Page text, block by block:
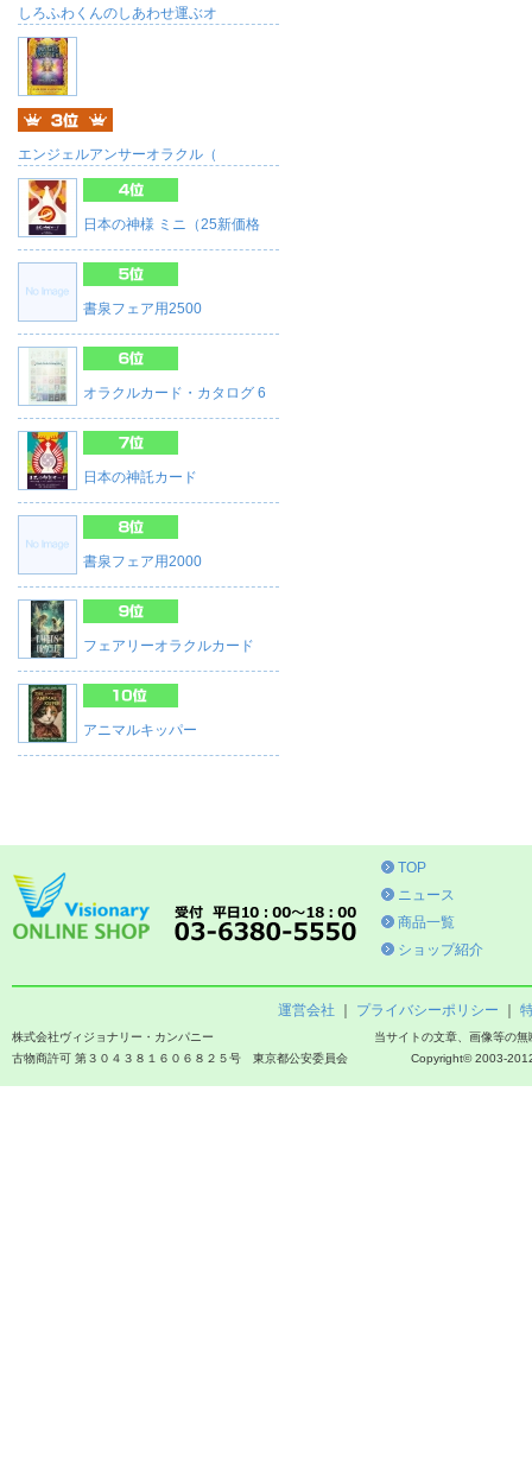
しろふわくんのしあわせ運ぶオ
エンジェルアンサーオラクル（
日本の神様 ミニ（25新価格
書泉フェア用2500
オラクルカード・カタログ 6
日本の神託カード
書泉フェア用2000
フェアリーオラクルカード
アニマルキッパー
TOP
ニュース
商品一覧
ショップ紹介
運営会社 プライバシーポリシー
当サイトの文章、画像等の
Copyright© 2003-
株式会社ヴィジョナリー・カンパニー
古物商許可 第３０４３８１６０６８２５号 東京都公安委員会